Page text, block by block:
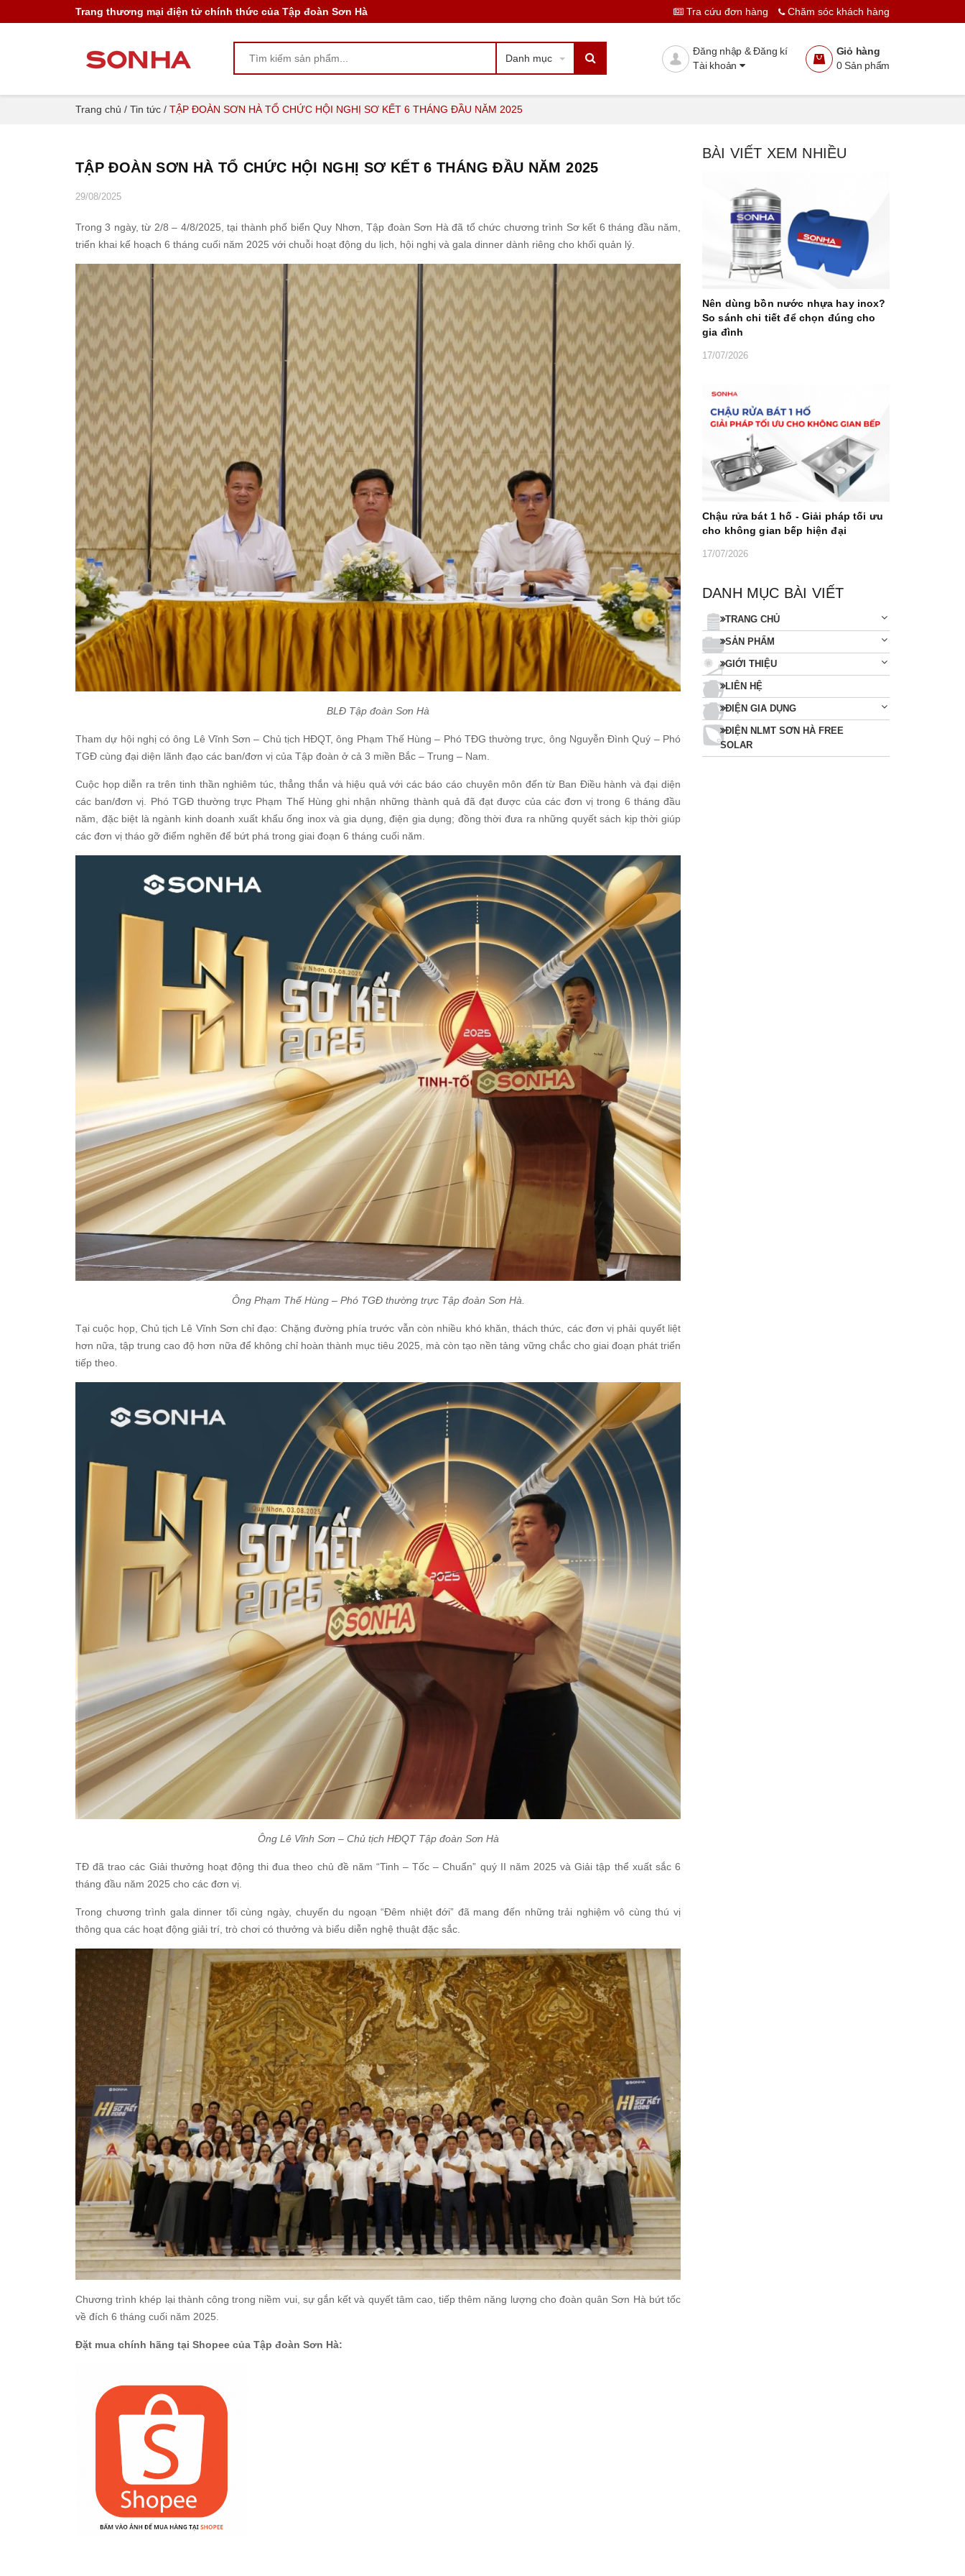
Trang thương mại điện tử chính thức của Tập đoàn Sơn Hà Tra cứu đơn hàng Chăm sóc khách hàng
Danh mục
Giỏ hàng
0Sản phẩm
Đăng nhập & Đăng kí
Tài khoản
Trang chủ / Tin tức / TẬP ĐOÀN SƠN HÀ TỔ CHỨC HỘI NGHỊ SƠ KẾT 6 THÁNG ĐẦU NĂM 2025
TẬP ĐOÀN SƠN HÀ TỔ CHỨC HỘI NGHỊ SƠ KẾT 6 THÁNG ĐẦU NĂM 2025
29/08/2025
Trong 3 ngày, từ 2/8 – 4/8/2025, tại thành phố biển Quy Nhơn, Tập đoàn Sơn Hà đã tổ chức chương trình Sơ kết 6 tháng đầu năm,
triển khai kế hoạch 6 tháng cuối năm 2025 với chuỗi hoạt động du lịch, hội nghị và gala dinner dành riêng cho khối quản lý.
BLĐ Tập đoàn Sơn Hà
Tham dự hội nghị có ông Lê Vĩnh Sơn – Chủ tịch HĐQT, ông Phạm Thế Hùng – Phó TĐG thường trực, ông Nguyễn Đình Quý – Phó
TGĐ cùng đại diện lãnh đạo các ban/đơn vị của Tập đoàn ở cả 3 miền Bắc – Trung – Nam.
Cuộc họp diễn ra trên tinh thần nghiêm túc, thẳng thắn và hiệu quả với các báo cáo chuyên môn đến từ Ban Điều hành và đại diện
các ban/đơn vị. Phó TGĐ thường trực Phạm Thế Hùng ghi nhận những thành quả đã đạt được của các đơn vị trong 6 tháng đầu
năm, đặc biệt là ngành kinh doanh xuất khẩu ống inox và gia dụng, điện gia dụng; đồng thời đưa ra những quyết sách kịp thời giúp
các đơn vị tháo gỡ điểm nghẽn để bứt phá trong giai đoạn 6 tháng cuối năm.
Ông Phạm Thế Hùng – Phó TGĐ thường trực Tập đoàn Sơn Hà.
Tại cuộc họp, Chủ tịch Lê Vĩnh Sơn chỉ đạo: Chặng đường phía trước vẫn còn nhiều khó khăn, thách thức, các đơn vị phải quyết liệt
hơn nữa, tập trung cao độ hơn nữa để không chỉ hoàn thành mục tiêu 2025, mà còn tạo nền tảng vững chắc cho giai đoạn phát triển
tiếp theo.
Ông Lê Vĩnh Sơn – Chủ tịch HĐQT Tập đoàn Sơn Hà
TĐ đã trao các Giải thưởng hoạt động thi đua theo chủ đề năm “Tinh – Tốc – Chuẩn” quý II năm 2025 và Giải tập thể xuất sắc 6
tháng đầu năm 2025 cho các đơn vị.
Trong chương trình gala dinner tối cùng ngày, chuyến du ngoạn “Đêm nhiệt đới” đã mang đến những trải nghiệm vô cùng thú vị
thông qua các hoạt động giải trí, trò chơi có thưởng và biểu diễn nghệ thuật đặc sắc.
Chương trình khép lại thành công trong niềm vui, sự gắn kết và quyết tâm cao, tiếp thêm năng lượng cho đoàn quân Sơn Hà bứt tốc
về đích 6 tháng cuối năm 2025.
Đặt mua chính hãng tại Shopee của Tập đoàn Sơn Hà:
BÀI VIẾT XEM NHIỀU
Nên dùng bồn nước nhựa hay inox?
So sánh chi tiết để chọn đúng cho
gia đình
17/07/2026
Chậu rửa bát 1 hố - Giải pháp tối ưu
cho không gian bếp hiện đại
17/07/2026
DANH MỤC BÀI VIẾT
TRANG CHỦ
SẢN PHẨM
GIỚI THIỆU
LIÊN HỆ
ĐIỆN GIA DỤNG
ĐIỆN NLMT SƠN HÀ FREE
SOLAR